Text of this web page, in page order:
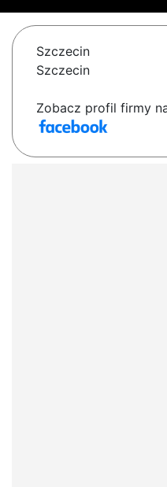
Szczecin
Szczecin
Zobacz profil firmy